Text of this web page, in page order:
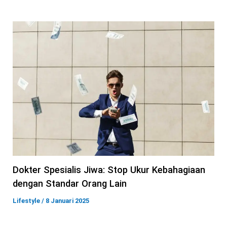
Dokter Spesialis Jiwa: Stop Ukur Kebahagiaan
dengan Standar Orang Lain
Lifestyle / 8 Januari 2025